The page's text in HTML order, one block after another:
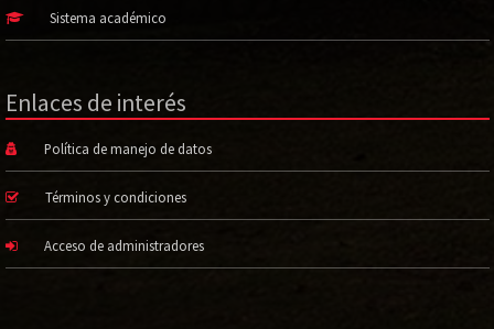
Sistema académico
Enlaces de interés
Política de manejo de datos
Términos y condiciones
Acceso de administradores